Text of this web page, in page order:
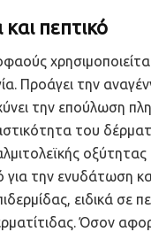
πεπτικό
Προάγει την
την επούλωση
του
για την ενυδάτωση
ειδικά σε
Όσον